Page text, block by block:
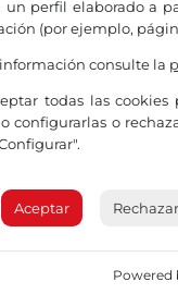
un perfil elaborado a
(por ejemplo,
consulte la
todas las
configurarlas o
Aceptar Rechazar
Powered